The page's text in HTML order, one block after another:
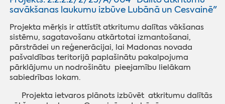
savākšanas laukumu izbūve Lubānā un Cesvainē"
Projekta mērķis ir attīstīt atkritumu dalītas vākšanas
sistēmu, sagatavošanu atkārtotai izmantošanai,
pārstrādei un reģenerācijai, lai Madonas novada
pašvaldības teritorijā paplašinātu pakalpojuma
pārklājumu un nodrošinātu pieejamību lielākam
sabiedrības lokam.
Projekta ietvaros plānots izbūvēt atkritumu dalītās